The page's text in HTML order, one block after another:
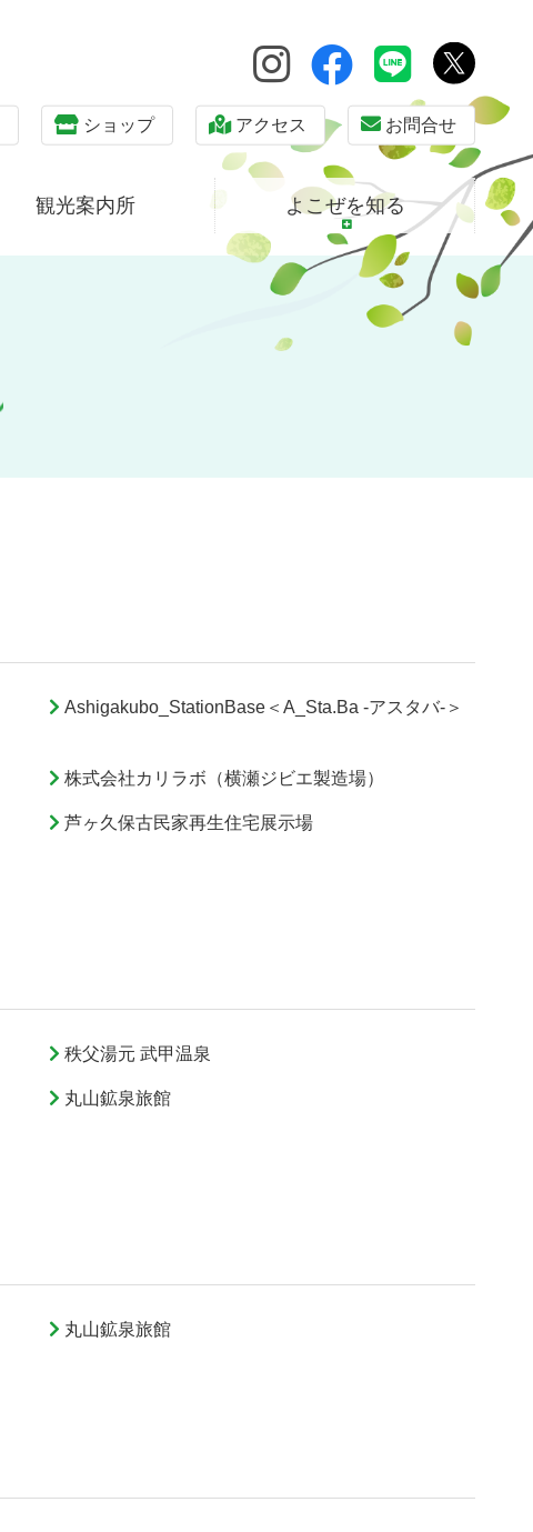
ショップ アクセス お問合せ
観光案内所 よこぜを知る
Ashigakubo_StationBase＜A_Sta.Ba -アスタバ-＞
株式会社カリラボ（横瀬ジビエ製造場）
芦ヶ久保古民家再生住宅展示場
秩父湯元 武甲温泉
丸山鉱泉旅館
丸山鉱泉旅館